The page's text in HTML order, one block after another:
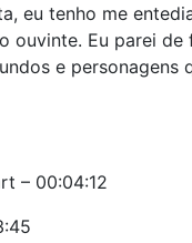
eu tenho me
ouvinte. Eu parei
e
– 00:04:12